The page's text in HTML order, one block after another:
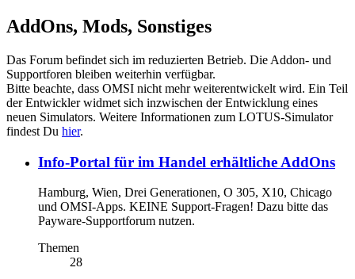
AddOns, Mods, Sonstiges
Das Forum befindet sich im reduzierten Betrieb. Die Addon- und
Supportforen bleiben weiterhin verfügbar.
Bitte beachte, dass OMSI nicht mehr weiterentwickelt wird. Ein Teil
der Entwickler widmet sich inzwischen der Entwicklung eines
neuen Simulators. Weitere Informationen zum LOTUS-Simulator
findest Du hier.
Info-Portal für im Handel erhältliche AddOns
Hamburg, Wien, Drei Generationen, O 305, X10, Chicago
und OMSI-Apps. KEINE Support-Fragen! Dazu bitte das
Payware-Supportforum nutzen.
Themen
28